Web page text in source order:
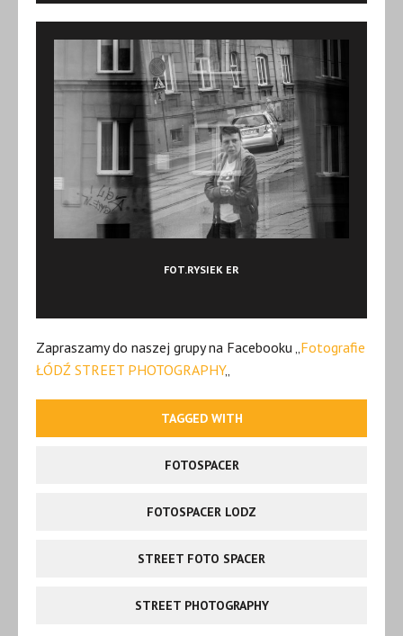
FOT.RYSIEK ER
Zapraszamy do naszej grupy na Facebooku „ Fotografie
ŁÓDŹ STREET PHOTOGRAPHY„
TAGGED WITH
FOTOSPACER
FOTOSPACER LODZ
STREET FOTO SPACER
STREET PHOTOGRAPHY